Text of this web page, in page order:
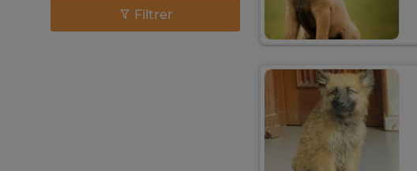
Filtrer